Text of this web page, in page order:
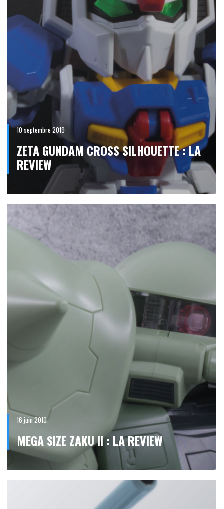
10 septembre 2019
ZETA GUNDAM CROSS SILHOUETTE : LA
REVIEW
16 juin 2019
MEGA SIZE ZAKU II : LA REVIEW